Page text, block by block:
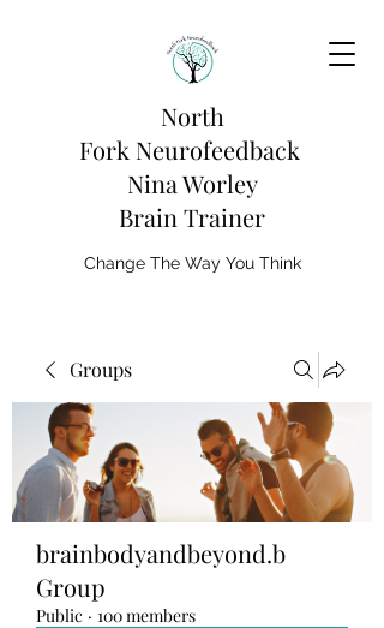
North
Fork Neurofeedback
Nina Worley
Brain Trainer
Change The Way You Think
Groups
brainbodyandbeyond.b
Group
Public · 100 members